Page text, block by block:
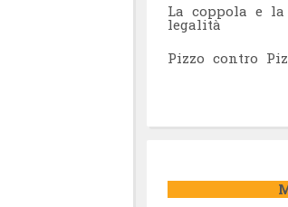
La coppola e
legalità
Pizzo contro